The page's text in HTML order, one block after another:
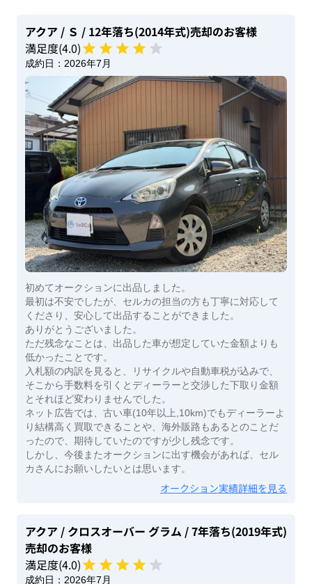
アクア / Ｓ / 12年落ち(2014年式)売却のお客様
満足度(4.0)
成約日： 2026年7月
初めてオークションに出品しました。
最初は不安でしたが、セルカの担当の方も丁寧に対応して
くださり、安心して出品することができました。
ありがとうございました。
ただ残念なことは、出品した車が想定していた金額よりも
低かったことです。
入札額の内訳を見ると、リサイクルや自動車税が込みで、
そこから手数料を引くとディーラーと交渉した下取り金額
とそれほど変わりませんでした。
ネット広告では、古い車(10年以上,10km)でもディーラーよ
り結構高く買取できることや、海外販路もあるとのことだ
ったので、期待していたのですが少し残念です。
しかし、今後またオークションに出す機会があれば、セル
カさんにお願いしたいとは思います。
オークション実績詳細を見る
アクア / クロスオーバー グラム / 7年落ち(2019年式)
売却のお客様
満足度(4.0)
成約日： 2026年7月